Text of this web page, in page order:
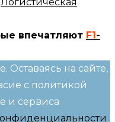
впечатляют F1 -
Оставаясь на сайте,
с политикой
и сервиса